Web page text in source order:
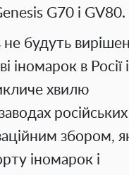
G70 і GV80.
будуть
в Росії і
хвилю
російських
збором,
іномарок і